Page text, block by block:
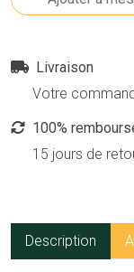
Livraison
Votre
100%
15 jours de
Description